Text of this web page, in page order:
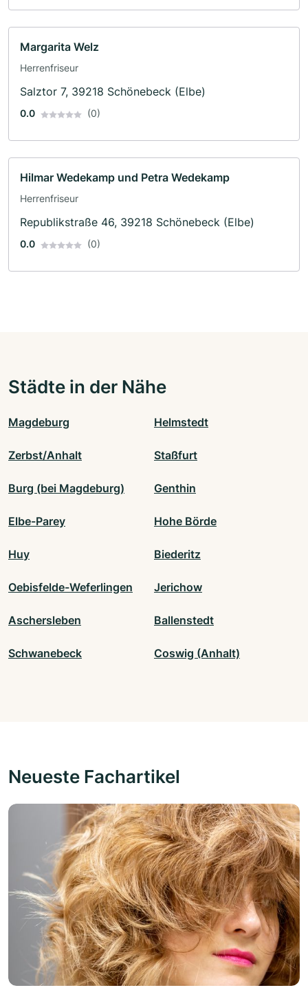
Margarita Welz
Herrenfriseur
Salztor 7, 39218 Schönebeck (Elbe)
0.0 (0)
Hilmar Wedekamp und Petra Wedekamp
Herrenfriseur
Republikstraße 46, 39218 Schönebeck (Elbe)
0.0 (0)
Städte in der Nähe
Magdeburg Helmstedt
Zerbst/Anhalt Staßfurt
Burg (bei Magdeburg) Genthin
Elbe-Parey Hohe Börde
Huy Biederitz
Oebisfelde-Weferlingen Jerichow
Aschersleben Ballenstedt
Schwanebeck Coswig (Anhalt)
Neueste Fachartikel